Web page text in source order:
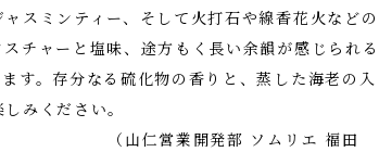
スミンティー、そして火打石や線香花火などの
チャーと塩味、途方もく長い余韻が感じられる
す。存分なる硫化物の香りと、蒸した海老の入
みください。
部 ソムリエ 福田